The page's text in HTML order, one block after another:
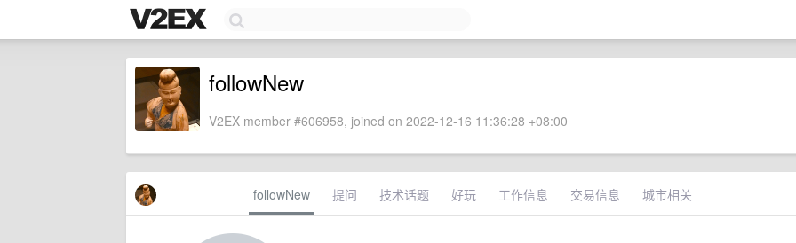
followNew
V2EX member #606958, joined on 2022-12-16 11:36:28 +08:00
followNew 提问 技术话题 好玩 工作信息 交易信息 城市相关